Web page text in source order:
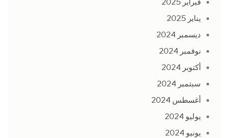
فبراير 2025
يناير 2025
ديسمبر 2024
نوفمبر 2024
أكتوبر 2024
سبتمبر 2024
أغسطس 2024
يوليو 2024
يونيو 2024